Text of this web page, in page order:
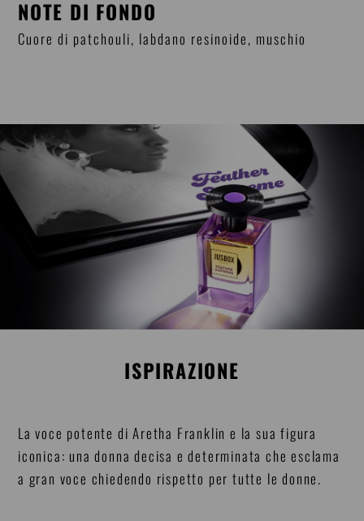
NOTE DI FONDO
Cuore di patchouli, labdano resinoide, muschio
ISPIRAZIONE
La voce potente di Aretha Franklin e la sua figura
iconica: una donna decisa e determinata che esclama
a gran voce chiedendo rispetto per tutte le donne.